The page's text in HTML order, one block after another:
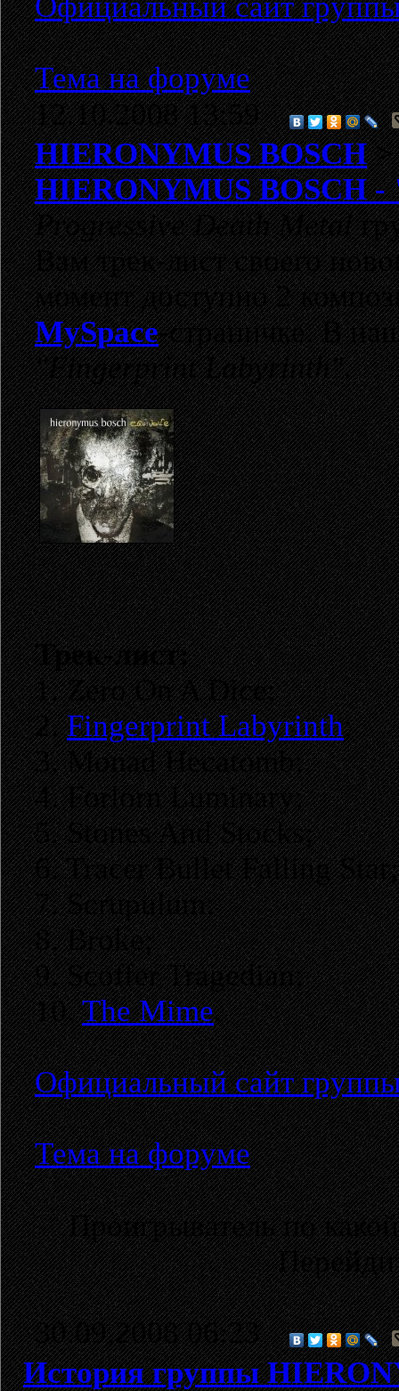
Тема на форуме
12.10.2008 13:59
HIERONYMUS BOSCH
HIERONYMUS BOSCH
Progressive Death Metal
Вам трек-лист своего
момент доступно 2
MySpace-страничке. В
"Fingerprint Labyrinth".
Трек-лист:
1. Zero On A Dice;
2.Fingerprint Labyrinth;
3. Monad Hecatomb;
4. Forlorn Luminary;
5. Stones And Stocks;
6. Tracer Bullet Falling Star;
7. Scrupulum;
8. Broke;
9. Scoffer Tragedian;
10.The Mime.
Официальный сайт
Тема на форуме
Проигрыватель по
30.09.2008 06:23
История группы